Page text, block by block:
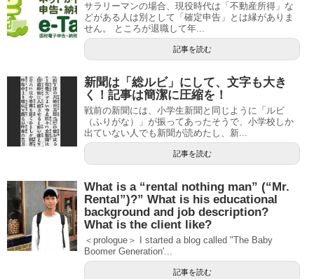
サラリーマンの場合、現役時代は「不動産所得」な
どがある人は別として「確定申告」とは縁がありま
せん。 ところが退職して年...
記事を読む
新聞は「総ルビ」にして、文字も大き
く！記事は簡潔に圧縮を！
戦前の新聞には、小学生新聞と同じように「ルビ
（ふりがな）」が振ってあったそうで、小学校しか
出ていない人でも新聞が読めたし、新...
記事を読む
What is a “rental nothing man” (“Mr.
Rental”)?” What is his educational
background and job description?
What is the client like?
＜prologue＞ I started a blog called "The Baby
Boomer Generation'...
記事を読む